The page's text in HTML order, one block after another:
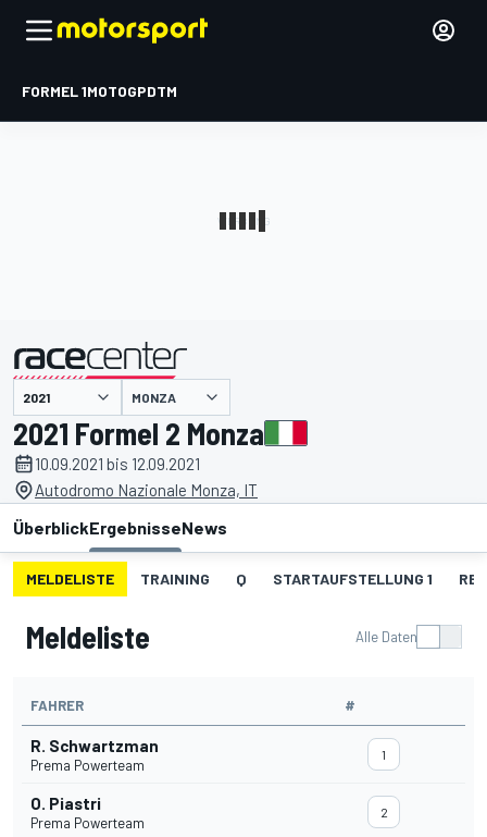
FORMEL 1MOTOGPDTM
MONZA
2021 Formel 2 Monza
10.09.2021 bis 12.09.2021
Autodromo Nazionale Monza, IT
ÜberblickErgebnisseNews
MELDELISTE TRAINING Q STARTAUFSTELLUNG 1
Meldeliste Alle Daten
FAHRER #
R. Schwartzman
Prema Powerteam
1
O. Piastri
Prema Powerteam
2